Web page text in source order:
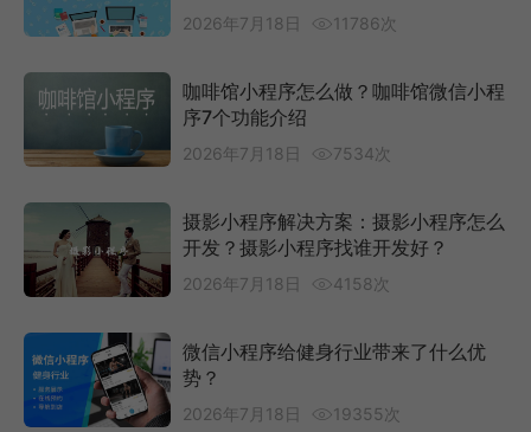
2026年7月18日 11786次
咖啡馆小程序怎么做？咖啡馆微信小程
序7个功能介绍
2026年7月18日 7534次
摄影小程序解决方案：摄影小程序怎么
开发？摄影小程序找谁开发好？
2026年7月18日 4158次
微信小程序给健身行业带来了什么优
势？
2026年7月18日 19355次